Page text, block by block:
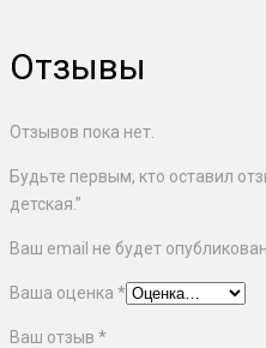
Отзывы
Отзывов пока нет.
Будьте первым, кто оставил
детская.”
Ваш email не будет
Ваша оценка *
Ваш отзыв *